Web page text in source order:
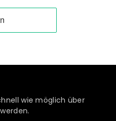
wie möglich über